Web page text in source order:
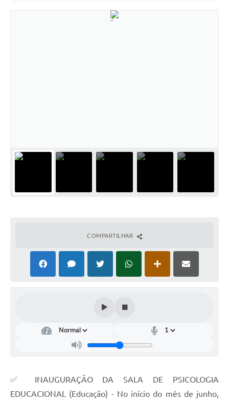
Contato
COMPARTILHAR
✅ INAUGURAÇÃO DA SALA DE PSICOLOGIA
EDUCACIONAL (Educação) - No início do mês de junho,